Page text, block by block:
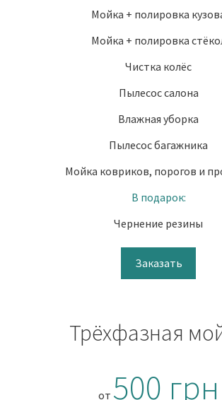
Мойка + полировка
Мойка + полировка
Чистка колёс
Пылесос салона
Влажная уборка
Пылесос багажника
Мойка ковриков, порогов и
В подарок:
Чернение резины
Заказать
Трёхфазная
от 500 грн